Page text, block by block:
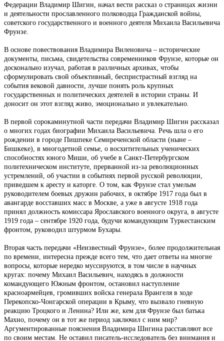
Федерации Владимир Шигин, начал вести рассказ о страницах жизни
и деятельности прославленного полководца Гражданской войны,
советского государственного и военного деятеля Михаила Васильевича
Фрунзе.
В основе повествования Владимира Виленовича – исторические
документы, письма, свидетельства современников Фрунзе, которые он
досконально изучал, работая в различных архивах, чтобы
сформулировать свой объективный, беспристрастный взгляд на
события вековой давности, лучше понять роль крупных
государственных и политических деятелей в истории страны. И
доносит он этот взгляд живо, эмоционально и увлекательно.
В первой сорокаминутной части передачи Владимир Шигин рассказал
о многих годах биографии Михаила Васильевича. Речь шла о его
рождении в городе Пишпеке Семиреченской области (ныне –
Бишкеке), в многодетной семье, о восхитительных ученических
способностях юного Миши, об учебе в Санкт-Петербургском
политехническом институте, прерванной из-за революционных
устремлений, об участии в событиях первой русской революции,
приведшем к аресту и каторге. О том, как Фрунзе стал умелым
руководителем боевых дружин рабочих, в октябре 1917 года был в
авангарде восставших масс в Москве, а уже в августе 1918 года
принял должность комиссара Ярославского военного округа, в августе
1919 года – сентябре 1920 года, будучи командующим Туркестанским
фронтом, руководил штурмом Бухары.
Вторая часть передачи «Неизвестный Фрунзе», более продолжительная
по времени, интересна прежде всего тем, что дает ответы на многие
вопросы, которые нередко муссируются, в том числе в научных
кругах: почему Михаил Васильевич, находясь в должности
командующего Южным фронтом, остановил наступление
красноармейцев, громивших войска генерала Врангеля в ходе
Перекопско-Чонгарской операции в Крыму, что вызвало гневную
реакцию Троцкого и Ленина? Или же, кем для Фрунзе был батька
Махно, почему он в тот же период заключил с ним мир?
Аргументированные пояснения Владимира Шигина расставляют все
по своим местам. Не оставил писатель-исследователь без внимания и